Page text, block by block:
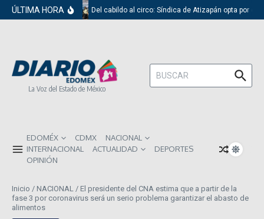
Saltar al contenido
ÚLTIMA HORA Del cabildo al circo: Síndica de Atizapán opta por el
La Voz del Estado de México
Buscar:
EDOMÉX CDMX
NACIONAL
INTERNACIONAL
ACTUALIDAD
DEPORTES
OPINIÓN
Inicio / NACIONAL / El presidente del CNA estima que a partir de la
fase 3 por coronavirus será un serio problema garantizar el abasto de
alimentos